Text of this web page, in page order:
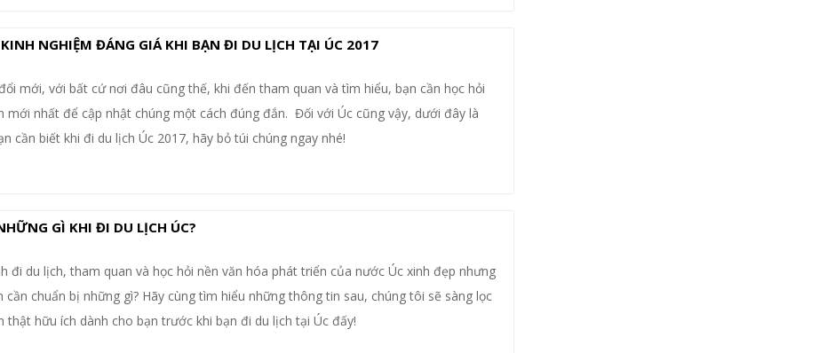
NGHIỆM ĐÁNG GIÁ KHI BẠN ĐI DU LỊCH TẠI ÚC 2017
mới, với bất cứ nơi đâu cũng thế, khi đến tham quan và tìm hiểu, bạn cần học hỏi
mới nhất để cập nhật chúng một cách đúng đắn. Đối với Úc cũng vậy, dưới đây là
cần biết khi đi du lịch Úc 2017, hãy bỏ túi chúng ngay nhé!
GÌ KHI ĐI DU LỊCH ÚC?
đi du lịch, tham quan và học hỏi nền văn hóa phát triển của nước Úc xinh đẹp nhưng
cần chuẩn bị những gì? Hãy cùng tìm hiểu những thông tin sau, chúng tôi sẽ sàng lọc
thật hữu ích dành cho bạn trước khi bạn đi du lịch tại Úc đấy!